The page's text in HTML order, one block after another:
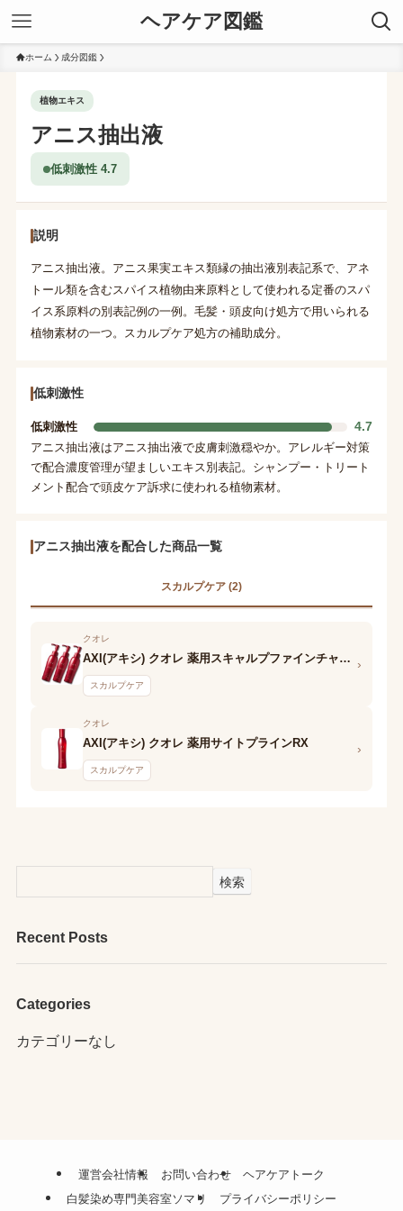
ヘアケア図鑑
ホーム 成分図鑑
植物エキス
アニス抽出液
低刺激性 4.7
説明
アニス抽出液。アニス果実エキス類縁の抽出液別表記系で、アネ
トール類を含むスパイス植物由来原料として使われる定番のスパ
イス系原料の別表記例の一例。毛髪・頭皮向け処方で用いられる
植物素材の一つ。スカルプケア処方の補助成分。
低刺激性
低刺激性 4.7
アニス抽出液はアニス抽出液で皮膚刺激穏やか。アレルギー対策
で配合濃度管理が望ましいエキス別表記。シャンプー・トリート
メント配合で頭皮ケア訴求に使われる植物素材。
アニス抽出液を配合した商品一覧
スカルプケア (2)
クオレ
AXI(アキシ) クオレ 薬用スキャルプファインチャージRX
スカルプケア
›
クオレ
AXI(アキシ) クオレ 薬用サイトプラインRX
スカルプケア
›
検索
Recent Posts
Categories
カテゴリーなし
運営会社情報 お問い合わせ
ヘアケアトーク
白髪染め専門美容室ソマリ
プライバシーポリシー